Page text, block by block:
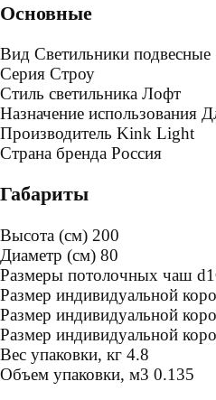
Основные
Вид Светильники подвесные
Серия Строу
Стиль светильника Лофт
Назначение использования
Производитель Kink Light
Страна бренда Россия
Габариты
Высота (см) 200
Диаметр (см) 80
Размеры потолочных чаш
Размер индивидуальной
Размер индивидуальной
Размер индивидуальной
Bес упаковки, кг 4.8
Oбъем упаковки, м3 0.135